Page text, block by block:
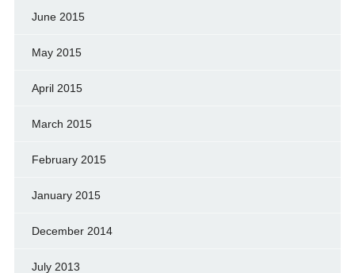
June 2015
May 2015
April 2015
March 2015
February 2015
January 2015
December 2014
July 2013